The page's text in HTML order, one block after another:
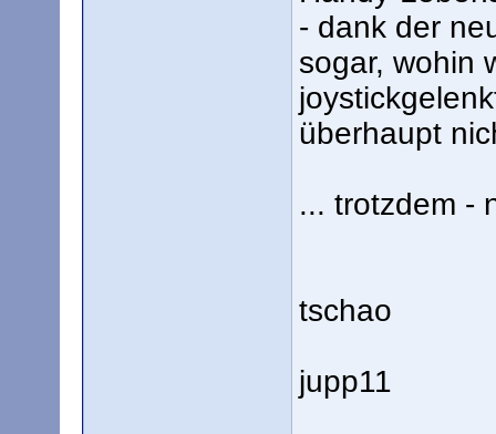
- dank der
sogar, wohin
überhaupt
... trotzdem -
tschao
jupp11